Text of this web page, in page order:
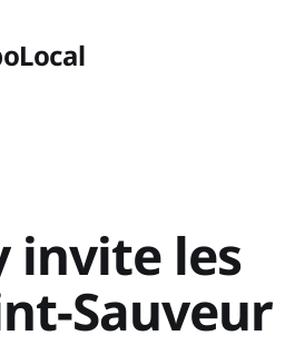
invite les
Sauveur